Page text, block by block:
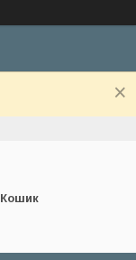
Кошик